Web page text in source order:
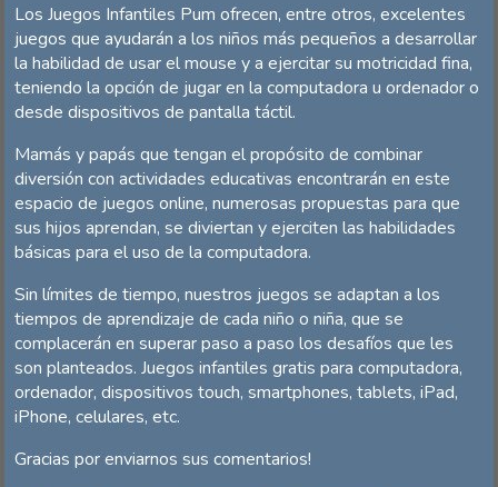
Los Juegos Infantiles Pum ofrecen, entre otros, excelentes
juegos que ayudarán a los niños más pequeños a desarrollar
la habilidad de usar el mouse y a ejercitar su motricidad fina,
teniendo la opción de jugar en la computadora u ordenador o
desde dispositivos de pantalla táctil.
Mamás y papás que tengan el propósito de combinar
diversión con actividades educativas encontrarán en este
espacio de juegos online, numerosas propuestas para que
sus hijos aprendan, se diviertan y ejerciten las habilidades
básicas para el uso de la computadora.
Sin límites de tiempo, nuestros juegos se adaptan a los
tiempos de aprendizaje de cada niño o niña, que se
complacerán en superar paso a paso los desafíos que les
son planteados. Juegos infantiles gratis para computadora,
ordenador, dispositivos touch, smartphones, tablets, iPad,
iPhone, celulares, etc.
Gracias por enviarnos sus comentarios!